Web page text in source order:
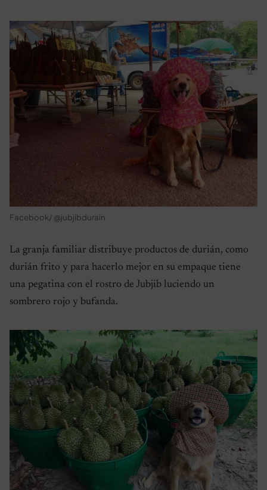
Facebook/ @jubjibdurain
La granja familiar distribuye productos de durián, como
durián frito y para hacerlo mejor en su empaque tiene
una pegatina con el rostro de Jubjib luciendo un
sombrero rojo y bufanda.